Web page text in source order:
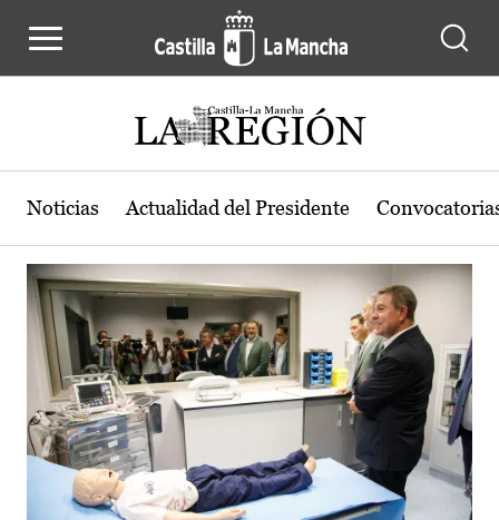
Actualidad de la región de Castilla-
Noticias Actualidad del Presidente